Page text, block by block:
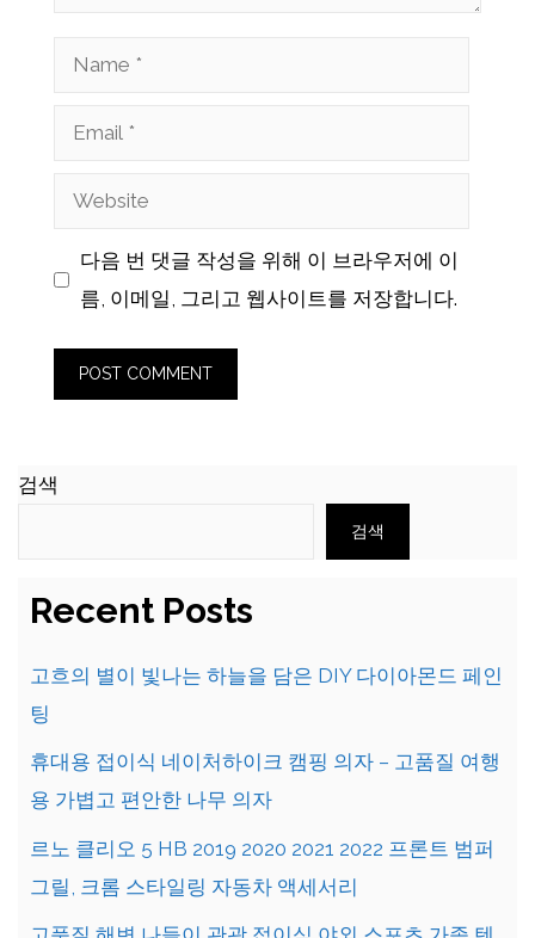
Name
Email
Website
다음 번 댓글 작성을 위해 이 브라우저에 이
름, 이메일, 그리고 웹사이트를 저장합니다.
검색
검색
Recent Posts
고흐의 별이 빛나는 하늘을 담은 DIY 다이아몬드 페인
팅
휴대용 접이식 네이처하이크 캠핑 의자 – 고품질 여행
용 가볍고 편안한 나무 의자
르노 클리오 5 HB 2019 2020 2021 2022 프론트 범퍼
그릴, 크롬 스타일링 자동차 액세서리